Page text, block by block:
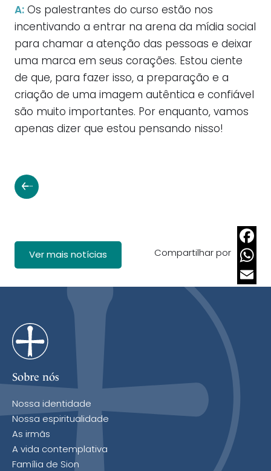
A: Os palestrantes do curso estão nos
incentivando a entrar na arena da mídia social
para chamar a atenção das pessoas e deixar
uma marca em seus corações. Estou ciente
de que, para fazer isso, a preparação e a
criação de uma imagem autêntica e confiável
são muito importantes. Por enquanto, vamos
apenas dizer que estou pensando nisso!
Ver mais notícias Compartilhar por
Sobre nós
Nossa identidade
Nossa espiritualidade
As irmãs
A vida contemplativa
Família de Sion